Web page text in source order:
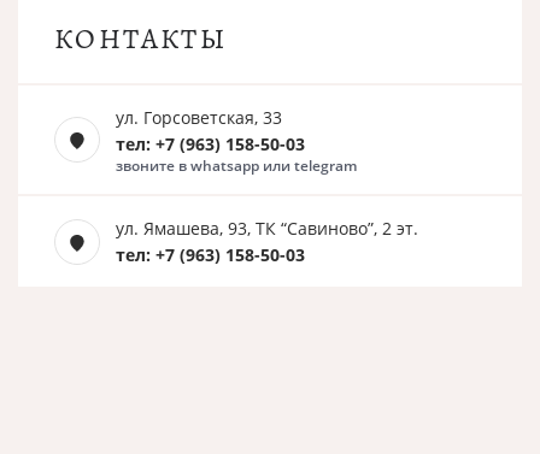
КОНТАКТЫ
ул. Горсоветская, 33
тел: +7 (963) 158-50-03
звоните в whatsapp или telegram
ул. Ямашева, 93, ТК “Савиново”, 2 эт.
тел: +7 (963) 158-50-03